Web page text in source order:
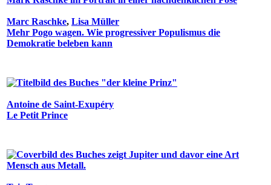
Marc Raschke, Lisa Müller
Mehr Pogo wagen. Wie progressiver Populismus die
Demokratie beleben kann
Antoine de Saint-Exupéry
Le Petit Prince